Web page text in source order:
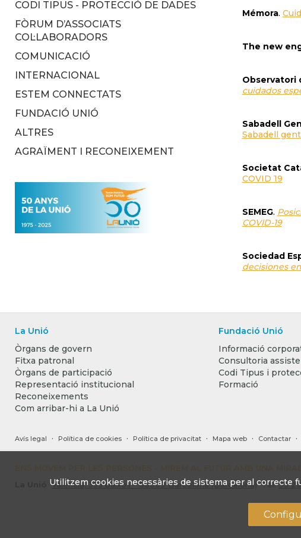
Utilitzem cookies necessàries de sistema per al correcte
CODI TIPUS - PROTECCIÓ DE DADES
FÒRUM D’ASSOCIATS
COL·LABORADORS
COMUNICACIÓ
INTERNACIONAL
ESTEM CONNECTATS
FUNDACIÓ UNIÓ
ALTRES
AGRAÏMENT I RECONEIXEMENT
Mémora.
The new
Observatori
cuidados
Sabadell
Sabadell
Societat
COVID 19
SEMEG.
COVID-19
Sociedad
decisiones
La Unió
Òrgans de govern
Fitxa patronal
Òrgans de participació
Representació institucional
Reconeixements
Com arribar-hi a La Unió
Fundació Unió
Informació
Consultoria
Codi Tipus i
Formació
Avís legal · Política de cookies · Política de privacitat · Mapa web · Contactar ·
València, 333 baixos - 08009 Barcelona (Barcelona)Tel.93